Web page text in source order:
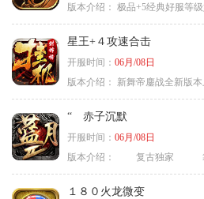
版本介绍： 极品+5经典好服等
星王+４攻速合击
开服时间： 06月/08日
版本介绍：
新舞帝鏖战全新版
“ 赤子沉默
开服时间： 06月/08日
版本介绍：
复古独家
１８０火龙微变